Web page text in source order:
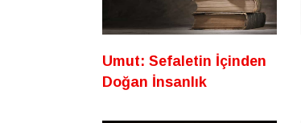
Umut: Sefaletin İçinden
Doğan İnsanlık